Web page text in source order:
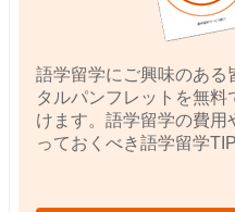
語学留学にご興味のある
タルパンフレットを無
けます。語学留学の費用
っておくべき語学留学